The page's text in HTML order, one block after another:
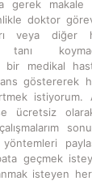
gerek
doktor
veya diğer
tanı
bir medikal
göstererek
istiyorum.
ücretsiz
geçmek
isteyen